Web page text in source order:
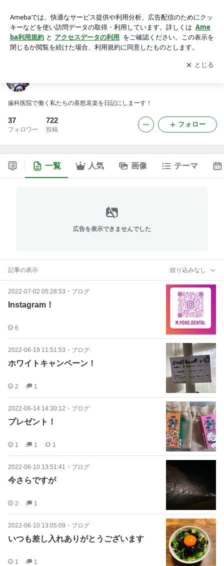
アプリをダウンロードして ブログの更新通知
を受け取りまし
ょう。
開く
歯科医院で働く私たちの喜怒哀楽を日記にしまーす！
37
フォロワー
722
投稿
フォロー
一覧 人気 画像 テーマ
広告を表示できませんでした
記事の表示 絞り込みなし
2022-07-02 05:28:53 ・ ブログ
Instagram！
6
2022-06-19 11:51:53 ・ ブログ
ホワイトキャンペーン！
2 1
2022-06-14 14:30:12 ・ ブログ
プレゼント！
1 1 1
2022-06-10 13:51:41 ・ ブログ
今さらですが
2 1
2022-06-10 13:05:09 ・ ブログ
いつも差し入れありがとうございます
1 1